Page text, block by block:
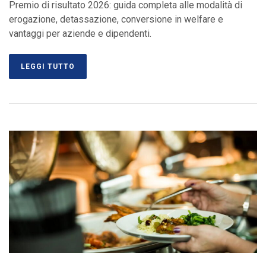
Premio di risultato 2026: guida completa alle modalità di
erogazione, detassazione, conversione in welfare e
vantaggi per aziende e dipendenti.
LEGGI TUTTO